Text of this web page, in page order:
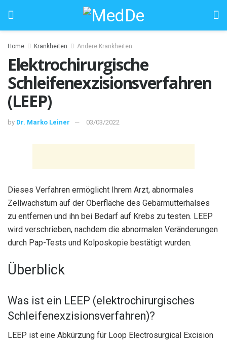
Home Krankheiten Andere Krankheiten
Elektrochirurgische
Schleifenexzisionsverfahren
(LEEP)
by Dr. Marko Leiner 03/03/2022
Dieses Verfahren ermöglicht Ihrem Arzt, abnormales
Zellwachstum auf der Oberfläche des Gebärmutterhalses
zu entfernen und ihn bei Bedarf auf Krebs zu testen. LEEP
wird verschrieben, nachdem die abnormalen Veränderungen
durch Pap-Tests und Kolposkopie bestätigt wurden.
Überblick
Was ist ein LEEP (elektrochirurgisches
Schleifenexzisionsverfahren)?
LEEP ist eine Abkürzung für Loop Electrosurgical Excision